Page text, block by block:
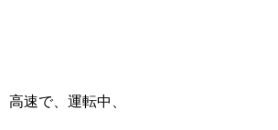
高速で、運転中、